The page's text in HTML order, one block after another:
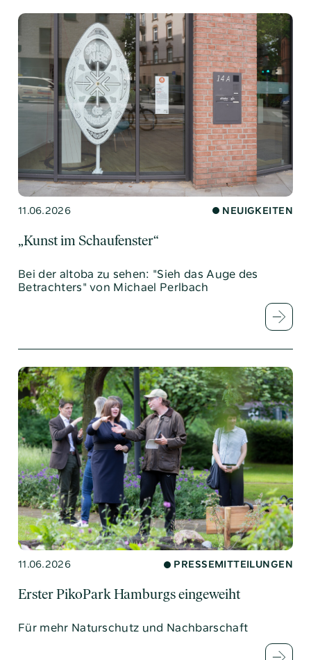
11.06.2026 NEUIGKEITEN
„Kunst im Schaufenster“
Bei der altoba zu sehen: "Sieh das Auge des
Betrachters" von Michael Perlbach
11.06.2026 PRESSEMITTEILUNGEN
Erster PikoPark Hamburgs eingeweiht
Für mehr Naturschutz und Nachbarschaft